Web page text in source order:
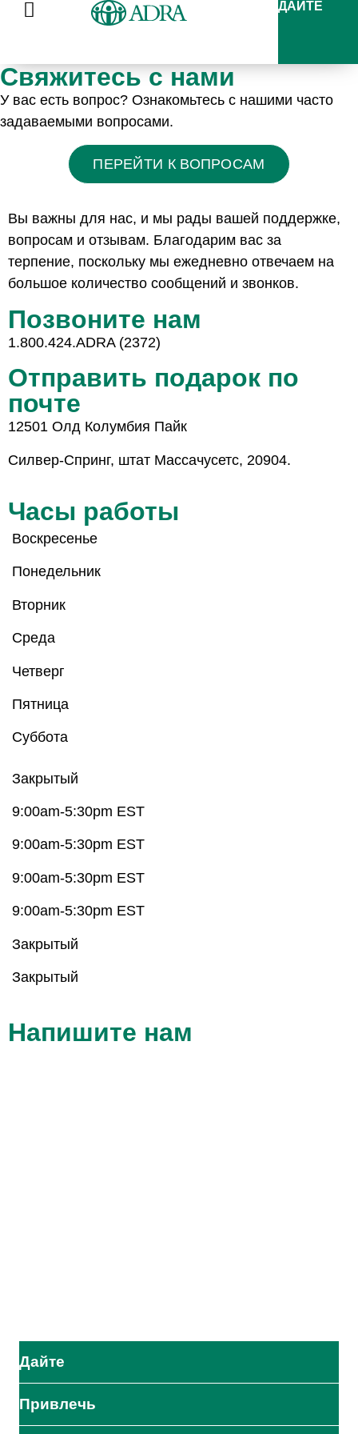
ДАЙТЕ
Свяжитесь с нами
У вас есть вопрос? Ознакомьтесь с нашими часто
задаваемыми вопросами.
ПЕРЕЙТИ К ВОПРОСАМ
Вы важны для нас, и мы рады вашей поддержке,
вопросам и отзывам. Благодарим вас за
терпение, поскольку мы ежедневно отвечаем на
большое количество сообщений и звонков.
Позвоните нам
1.800.424.ADRA (2372)
Отправить подарок по
почте
12501 Олд Колумбия Пайк
Силвер-Спринг, штат Массачусетс, 20904.
Часы работы
Воскресенье
Понедельник
Вторник
Среда
Четверг
Пятница
Суббота
Закрытый
9:00am-5:30pm EST
9:00am-5:30pm EST
9:00am-5:30pm EST
9:00am-5:30pm EST
Закрытый
Закрытый
Напишите нам
Дайте
Привлечь